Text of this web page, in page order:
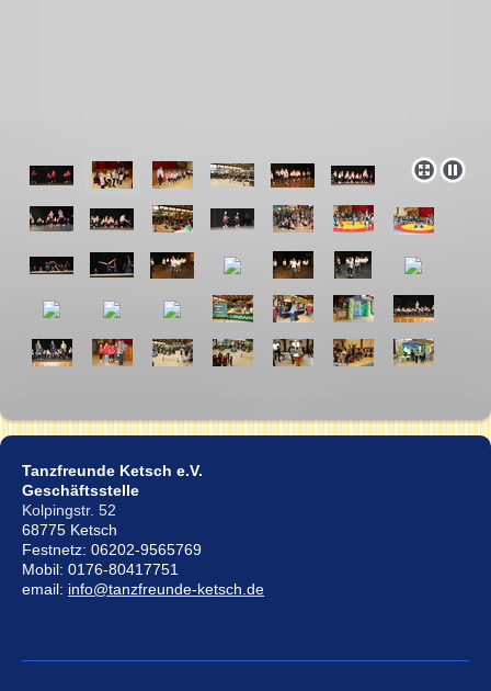
Tanzfreunde Ketsch e.V.
Geschäftsstelle
Kolpingstr. 52
68775 Ketsch
Festnetz: 06202-9565769
Mobil: 0176-80417751
email: info@tanzfreunde-ketsch.de